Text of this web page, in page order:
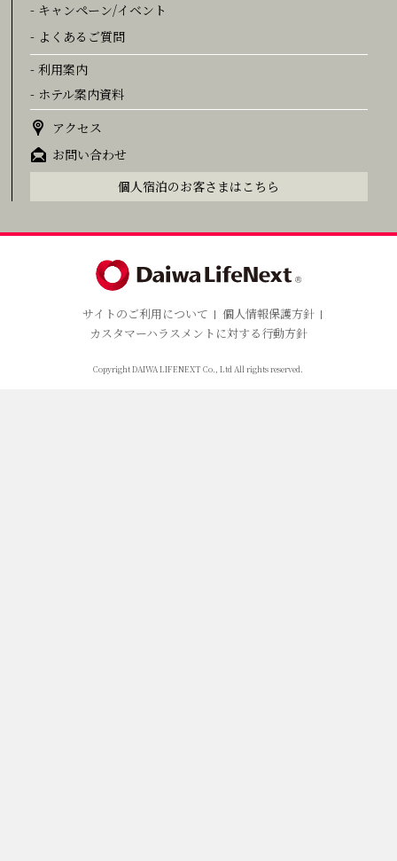
- キャンペーン/イベント
- よくあるご質問
- 利用案内
- ホテル案内資料
アクセス
お問い合わせ
個人宿泊のお客さまはこちら
サイトのご利用について
個人情報保護方針
カスタマーハラスメントに対する行動方針
Copyright DAIWA LIFENEXT Co., Ltd All rights reserved.